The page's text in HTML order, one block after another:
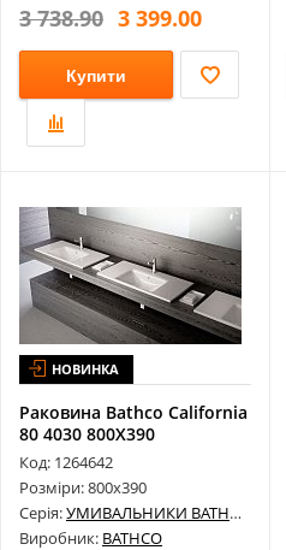
3 738.90 3 399.00
Купити
НОВИНКА
Раковина Bathco California
80 4030 800X390
Код: 1264642
Розміри: 800х390
Серія:УМИВАЛЬНИКИ BATHCO
Виробник: BATHCO